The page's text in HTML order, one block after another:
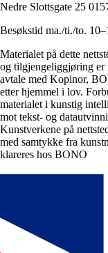
Nedre Slottsgate 25
Besøkstid ma./ti./to.
Materialet på dette
og tilgjengeliggjøring er
avtale med Kopinor,
etter hjemmel i lov.
materialet i kunstig
mot tekst- og
Kunstverkene på
med samtykke fra
klareres hos BONO